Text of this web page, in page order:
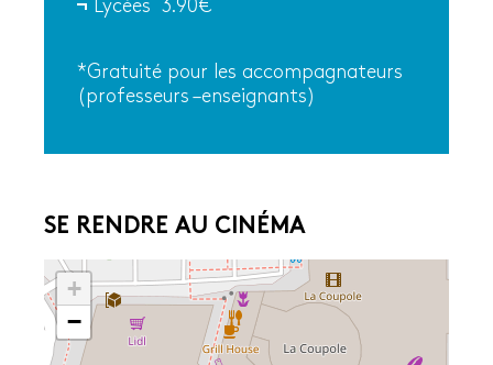
Lycées 3.90€
*Gratuité pour les accompagnateurs
(professeurs –enseignants)
SE RENDRE AU CINÉMA
+
−